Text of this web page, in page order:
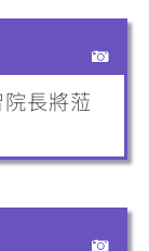
長將蒞